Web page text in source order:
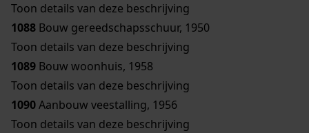
Toon details van deze beschrijving
1088 Bouw gereedschapsschuur, 1950
Toon details van deze beschrijving
1089 Bouw woonhuis, 1958
Toon details van deze beschrijving
1090Aanbouw veestalling, 1956
Toon details van deze beschrijving